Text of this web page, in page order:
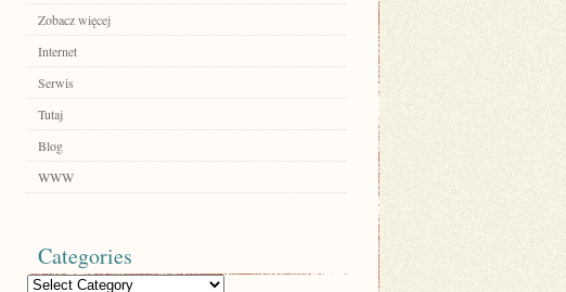
Zobacz więcej
Internet
Serwis
Tutaj
Blog
WWW
Categories
Categories